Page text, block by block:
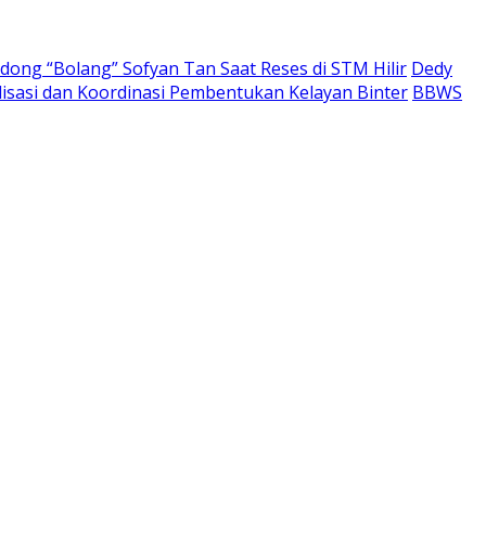
“Bolang” Sofyan Tan Saat Reses di STM Hilir Dedy
dan Koordinasi Pembentukan Kelayan Binter BBWS